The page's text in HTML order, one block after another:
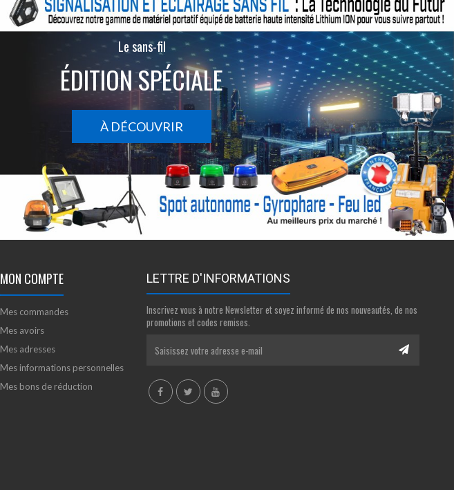
Le sans-fil
ÉDITION SPÉCIALE
À DÉCOUVRIR
MON COMPTE
Mes commandes
Mes avoirs
Mes adresses
Mes informations personnelles
Mes bons de réduction
LETTRE D'INFORMATIONS
Inscrivez vous à notre Newsletter et soyez informé de nos nouveautés, de nos
promotions et codes remises.